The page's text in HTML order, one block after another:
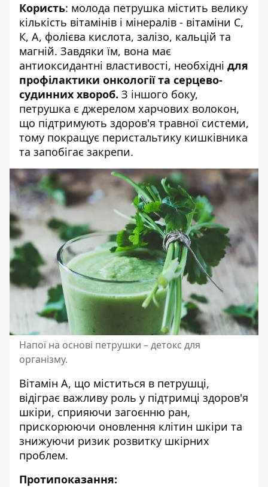
Користь: молода петрушка містить велику
кількість вітамінів і мінералів - вітаміни C,
К, A, фолієва кислота, залізо, кальцій та
магній. Завдяки їм, вона має
антиоксидантні властивості, необхідні для
профілактики онкології та серцево-
судинних хвороб. З іншого боку,
петрушка є джерелом харчових волокон,
що підтримують здоров'я травної системи,
тому покращує перистальтику кишківника
та запобігає закрепи.
Напої на основі петрушки – детокс для
організму.
Вітамін A, що міститься в петрушці,
відіграє важливу роль у підтримці здоров'я
шкіри, сприяючи загоєнню ран,
прискорюючи оновлення клітин шкіри та
знижуючи ризик розвитку шкірних
проблем.
Протипоказання: